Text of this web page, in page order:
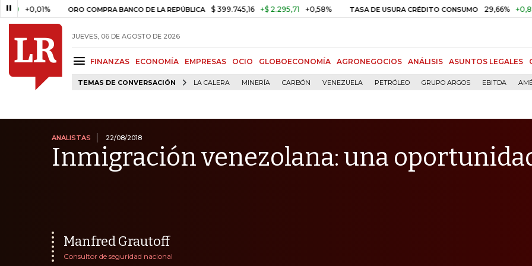
ORO COMPRA BANCO DE LA REPÚBLICA $ 399.745,16 +$ 2.295,71 +0,58% TASA DE USURA CRÉDITO CONSUMO 29,66% +0,87%
JUEVES, 06 DE AGOSTO DE 2026
FINANZAS ECONOMÍA EMPRESAS OCIO GLOBOECONOMÍA AGRONEGOCIOS ANÁLISIS ASUNTOS LEGALES
TEMAS DE CONVERSACIÓN LA CALERA MINERÍA CARBÓN VENEZUELA PETRÓLEO GRUPO ARGOS EBITDA
ANALISTAS 22/08/2018
Inmigración venezolana: una
Manfred Grautoff
Consultor de seguridad nacional